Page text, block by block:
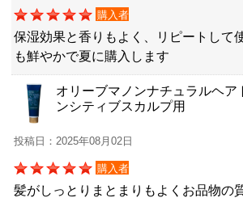
購入者
保湿効果と香りもよく、リピートして
も鮮やかで夏に購入します
オリーブマノンナチュラルヘア
ンシティブスカルプ用
投稿日：2025年08月02日
購入者
髪がしっとりまとまりもよくお品物の